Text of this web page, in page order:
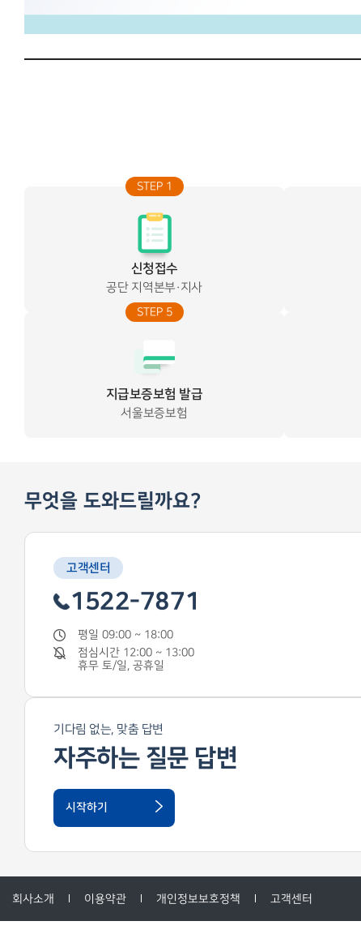
STEP 1
신청접수
공단 지역본부·지사
STEP 5
지급보증보험 발급
서울보증보험
무엇을 도와드릴까요?
고객센터
1522-7871
평일 09:00 ~ 18:00
점심시간 12:00 ~ 13:00
휴무 토/일, 공휴일
기다림 없는, 맞춤 답변
자주하는 질문 답변
시작하기
회사소개 이용약관 개인정보보호정책 고객센터